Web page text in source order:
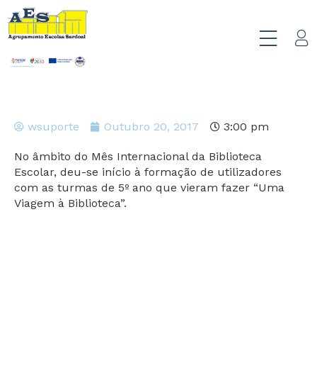
wsuporte Outubro 20, 2017 3:00 pm
No âmbito do Mês Internacional da Biblioteca
Escolar, deu-se início à formação de utilizadores
com as turmas de 5º ano que vieram fazer “Uma
Viagem à Biblioteca”.